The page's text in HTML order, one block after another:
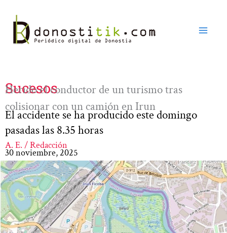
contenido
Sucesos
Herido el conductor de un turismo tras
colisionar con un camión en Irun
El accidente se ha producido este domingo
pasadas las 8.35 horas
A. E. / Redacción
30 noviembre, 2025